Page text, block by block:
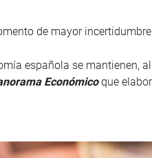
de mayor incertidumbre
española se mantienen,
Económicoque